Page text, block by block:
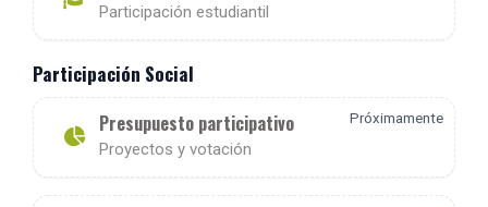
Participación estudiantil
Participación Social
Presupuesto participativo
Proyectos y votación
Próximamente